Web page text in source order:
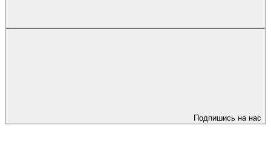
Подпишись на нас